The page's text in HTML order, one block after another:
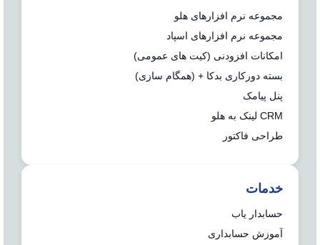
مجموعه نرم افزارهای هلو
مجموعه نرم افزارهای اسپاد
امکانات افزودنی (کیت های عمومی)
بسته دورکاری بدکا + (همگام سازی)
پنل پیامک
CRM لینک به هلو
طراحی فاکتور
خدمات
حسابدار یاب
آموزش حسابداری